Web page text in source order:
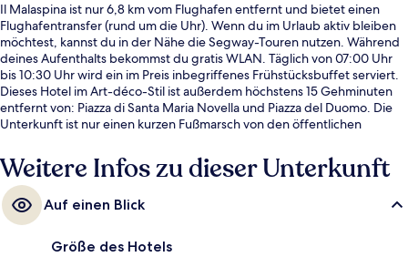
Il Malaspina ist nur 6,8 km vom Flughafen entfernt und bietet einen
Flughafentransfer (rund um die Uhr). Wenn du im Urlaub aktiv bleiben
möchtest, kannst du in der Nähe die Segway-Touren nutzen. Während
deines Aufenthalts bekommst du gratis WLAN. Täglich von 07:00 Uhr
bis 10:30 Uhr wird ein im Preis inbegriffenes Frühstücksbuffet serviert.
Dieses Hotel im Art-déco-Stil ist außerdem höchstens 15 Gehminuten
entfernt von: Piazza di Santa Maria Novella und Piazza del Duomo. Die
Unterkunft ist nur einen kurzen Fußmarsch von den öffentlichen
(Straßenbahnhaltestelle Strozzi - Fallaci) bzw. 6 Minuten
(Straßenbahnhaltestelle Fortezza).
Weitere Infos zu dieser Unterkunft
Auf einen Blick
Größe des Hotels